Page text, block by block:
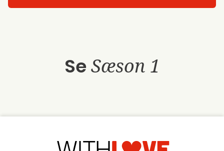
Se Sæson 1